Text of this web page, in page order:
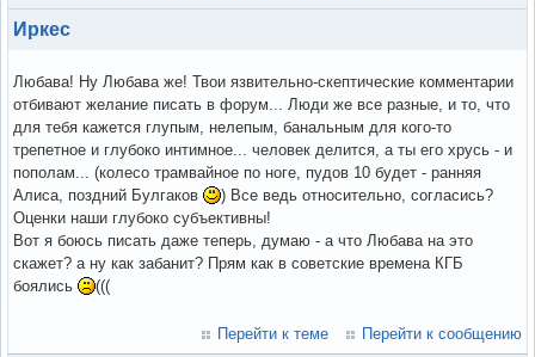
Иркес
Любава! Ну Любава же! Твои язвительно-скептические комментарии
отбивают желание писать в форум... Люди же все разные, и то, что
для тебя кажется глупым, нелепым, банальным для кого-то
трепетное и глубоко интимное... человек делится, а ты его хрусь - и
пополам... (колесо трамвайное по ноге, пудов 10 будет - ранняя
Алиса, поздний Булгаков
) Все ведь относительно, согласись?
Оценки наши глубоко субъективны!
Вот я боюсь писать даже теперь, думаю - а что Любава на это
скажет? а ну как забанит? Прям как в советские времена КГБ
боялись
(((
Перейти к теме Перейти к сообщению